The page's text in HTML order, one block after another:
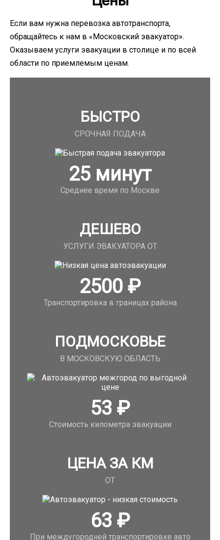
Если вам нужна перевозка автотранспорта,
обращайтесь к нам в «Московский эвакуатор».
Оказываем услуги эвакуации в столице и по всей
области по приемлемым ценам.
БЫСТРО
СРОЧНАЯ ПОДАЧА
25минут
Среднее время по Москве
ДЕШЕВО
УСЛУГИ ЭВАКУАТОРА ОТ
2500₽
Транспортировка в границах района
ПОДМОСКОВЬЕ
В МОСКОВСКУЮ ОБЛАСТЬ
53₽
Стоимость километра эвакуации
ЦЕНА ЗА КМ
ОТ
63₽
При междугородней транспортировке авто